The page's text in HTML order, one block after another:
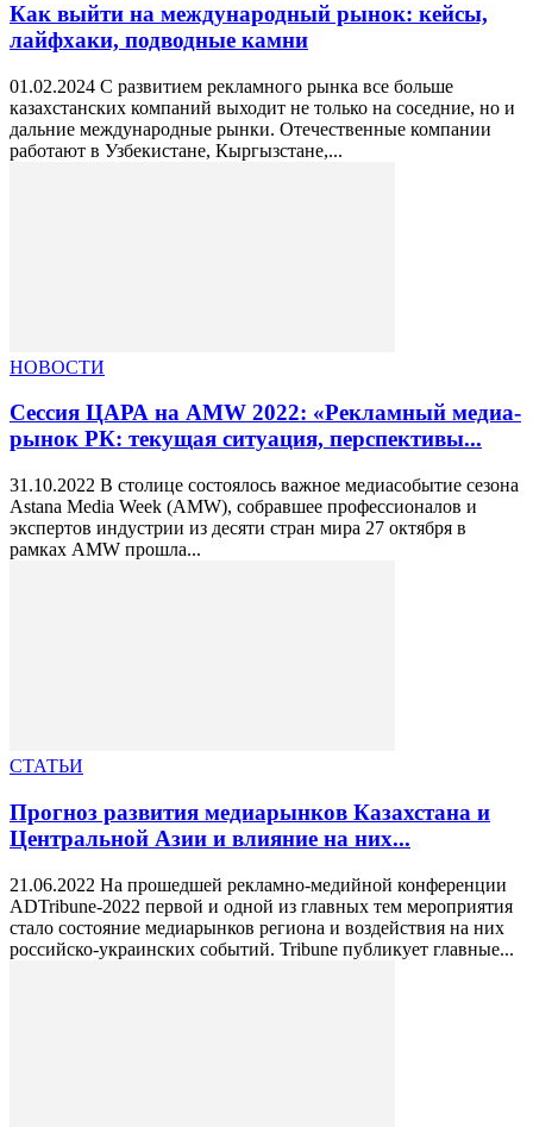
Как выйти на международный рынок: кейсы,
лайфхаки, подводные камни
01.02.2024 С развитием рекламного рынка все больше
казахстанских компаний выходит не только на соседние, но и
дальние международные рынки. Отечественные компании
работают в Узбекистане, Кыргызстане,...
НОВОСТИ
Сессия ЦАРА на AMW 2022: «Рекламный медиа-
рынок РК: текущая ситуация, перспективы...
31.10.2022 В столице состоялось важное медиасобытие сезона
Astana Media Week (AMW), собравшее профессионалов и
экспертов индустрии из десяти стран мира 27 октября в
рамках AMW прошла...
СТАТЬИ
Прогноз развития медиарынков Казахстана и
Центральной Азии и влияние на них...
21.06.2022 На прошедшей рекламно-медийной конференции
ADTribune-2022 первой и одной из главных тем мероприятия
стало состояние медиарынков региона и воздействия на них
российско-украинских событий. Tribune публикует главные...